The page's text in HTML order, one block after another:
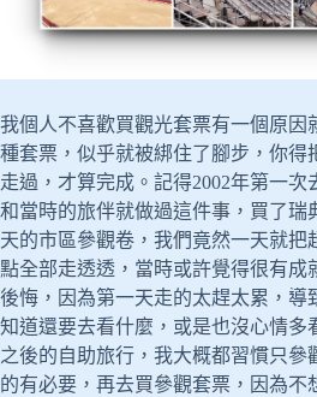
我個人不喜歡買觀光套票有一個原因
種套票，似乎就被綁住了腳步，你得
走過，才算完成。記得2002年第一次
和當時的旅伴就做過這件事，買了瑞
天的市區參觀卷，我們竟然一天就把
點全部走透透，當時或許覺得很有成
後悔，因為第一天走的太趕太累，導
知道還要去看什麼，或是也沒心情多
之後的自助旅行，我大概都習慣只參
的有必要，再去買參觀套票，因為不